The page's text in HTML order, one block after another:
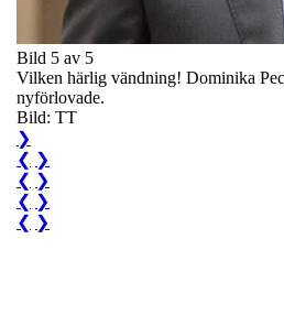
Bild 5 av 5
Vilken härlig vändning! Dominika
nyförlovade.
Bild: TT
❯
❮ ❯
❮ ❯
❮ ❯
❮ ❯